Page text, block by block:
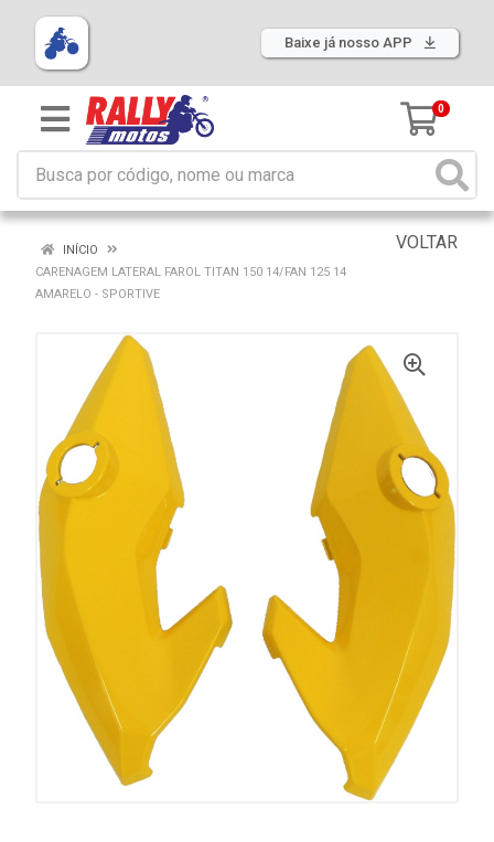
Baixe já nosso APP
0
VOLTAR
INÍCIO
CARENAGEM LATERAL FAROL TITAN 150 14/FAN 125 14
AMARELO - SPORTIVE